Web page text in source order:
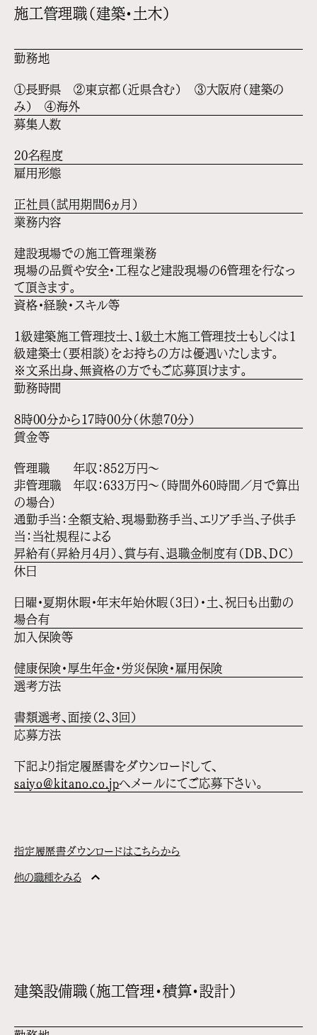
施工管理職（建築・土木）
勤務地
①長野県 ②東京都（近県含む） ③大阪府（建築の
み） ④海外
募集人数
20名程度
雇用形態
正社員（試用期間6ヵ月）
業務内容
建設現場での施工管理業務
現場の品質や安全・工程など建設現場の6管理を行なっ
て頂きます。
資格・経験・スキル等
1級建築施工管理技士、1級土木施工管理技士もしくは1
級建築士（要相談）をお持ちの方は優遇いたします。
※文系出身、無資格の方でもご応募頂けます。
勤務時間
8時00分から17時00分（休憩70分）
賃金等
管理職 年収：852万円〜
非管理職 年収：633万円〜（時間外60時間／月で算出
の場合）
通勤手当：全額支給、現場勤務手当、エリア手当、子供手
当：当社規程による
昇給有（昇給月4月）、賞与有、退職金制度有（DB、DC）
休日
日曜・夏期休暇・年末年始休暇（3日）・土、祝日も出勤の
場合有
加入保険等
健康保険・厚生年金・労災保険・雇用保険
選考方法
書類選考、面接（2、3回）
応募方法
下記より指定履歴書をダウンロードして、
saiyo@kitano.co.jpへメールにてご応募下さい。
指定履歴書ダウンロードはこちらから
他の職種をみる
建築設備職（施工管理・積算・設計）